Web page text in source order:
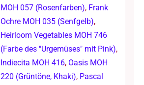
MOH 057 (Rosenfarben), Frank
Ochre MOH 035 (Senfgelb),
Heirloom Vegetables MOH 746
(Farbe des "Urgemüses" mit Pink),
Indiecita MOH 416, Oasis MOH
220 (Grüntöne, Khaki), Pascal